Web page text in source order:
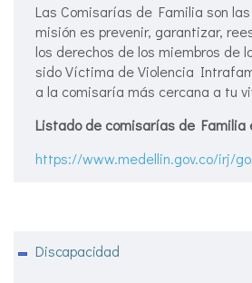
Las Comisarías de Familia son
misión es prevenir, garantizar,
los derechos de los miembros de
sido Víctima de Violencia
a la comisaría más cercana a tu
Listado de comisarías de Familia
https://www.medellin.gov.co/irj/
Discapacidad